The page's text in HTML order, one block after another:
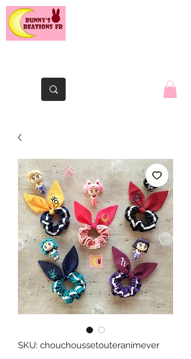
SKU: chouchoussetouteranimever